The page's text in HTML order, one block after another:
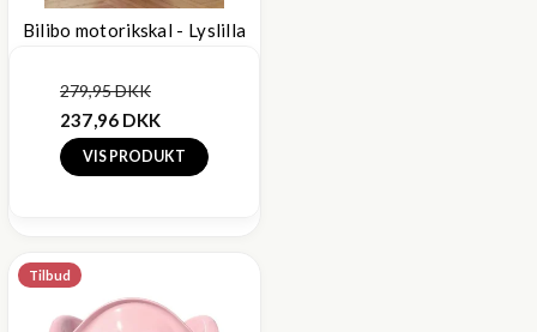
Bilibo motorikskal - Lyslilla
279,95 DKK
237,96 DKK
VIS PRODUKT
Tilbud